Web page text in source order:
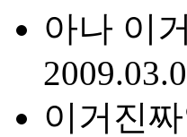
아나 이
이거진